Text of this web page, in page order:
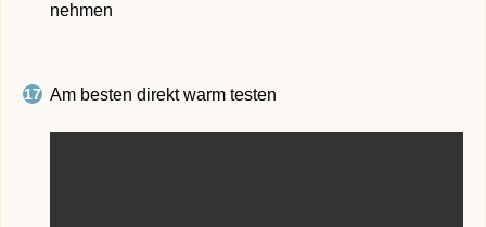
nehmen
Am besten direkt warm testen